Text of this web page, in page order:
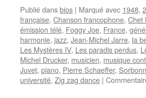
Publié dansbios | Marqué avec 1948,
française, Chanson francophone, Chet
émission télé, Foggy Joe, France,
harmonie, jazz, Jean-Michel Jarre, la
Les Mystères IV, Les paradis perdus,
Michel Drucker, musicien, musique
Juvet, piano, Pierre Schaeffer,
université, Zig zag dance |